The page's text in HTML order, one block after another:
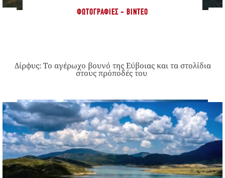
ΦΩΤΟΓΡΑΦΊΕΣ - ΒΊΝΤΕΟ
Δίρφυς: Το αγέρωχο βουνό της Εύβοιας και τα στολίδια
στους πρόποδές του